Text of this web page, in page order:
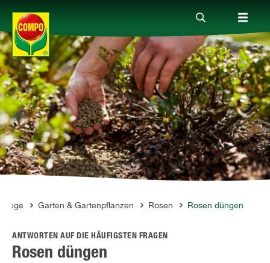
Produkte
Ratgeber
Themenwelten
Service
Unternehmen
Garten & Gartenpflanzen Rosen Rosen düngen
ANTWORTEN AUF DIE HÄUFIGSTEN FRAGEN
Rosen düngen